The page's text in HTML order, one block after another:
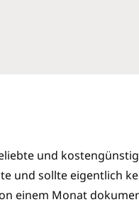
und
und sollte eigentlich
einem Monat